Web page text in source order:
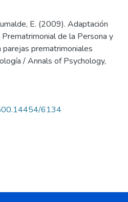
E. (2009). Adaptación
de la Persona y
prematrimoniales
/ Annals of Psychology,
6134